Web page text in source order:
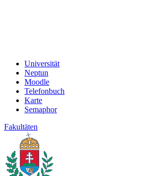
Universität
Neptun
Moodle
Telefonbuch
Karte
Semaphor
Fakultäten